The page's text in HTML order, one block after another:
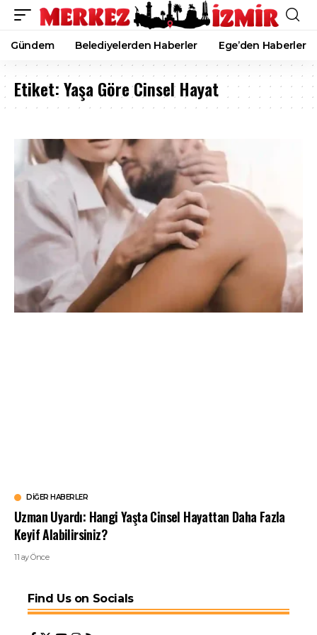
Gündem Belediyelerden Haberler Ege’den Haberler
Etiket:Yaşa Göre Cinsel Hayat
DIĞER HABERLER
Uzman Uyardı: Hangi Yaşta Cinsel Hayattan Daha Fazla
Keyif Alabilirsiniz?
11 ay Önce
Find Us on Socials